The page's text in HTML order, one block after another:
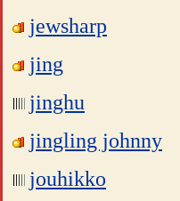
jewsharp
jing
jinghu
jingling johnny
jouhikko